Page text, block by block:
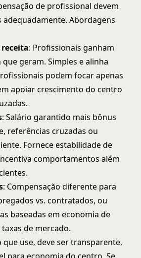
de profissional devem
Abordagens
: Profissionais ganham
que geram. Simples e alinha
podem focar apenas
apoiar crescimento do centro
: Salário garantido mais bônus
referências cruzadas ou
Fornece estabilidade de
comportamentos além
: Compensação diferente para
vs. contratados, ou
baseadas em economia de
de mercado.
use, deve ser transparente,